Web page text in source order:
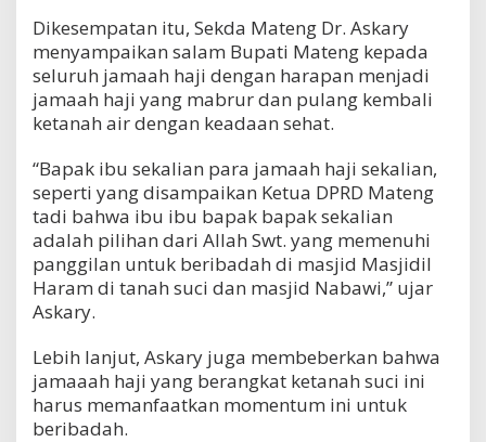
Dikesempatan itu, Sekda Mateng Dr. Askary
menyampaikan salam Bupati Mateng kepada
seluruh jamaah haji dengan harapan menjadi
jamaah haji yang mabrur dan pulang kembali
ketanah air dengan keadaan sehat.
“Bapak ibu sekalian para jamaah haji sekalian,
seperti yang disampaikan Ketua DPRD Mateng
tadi bahwa ibu ibu bapak bapak sekalian
adalah pilihan dari Allah Swt. yang memenuhi
panggilan untuk beribadah di masjid Masjidil
Haram di tanah suci dan masjid Nabawi,” ujar
Askary.
Lebih lanjut, Askary juga membeberkan bahwa
jamaaah haji yang berangkat ketanah suci ini
harus memanfaatkan momentum ini untuk
beribadah.